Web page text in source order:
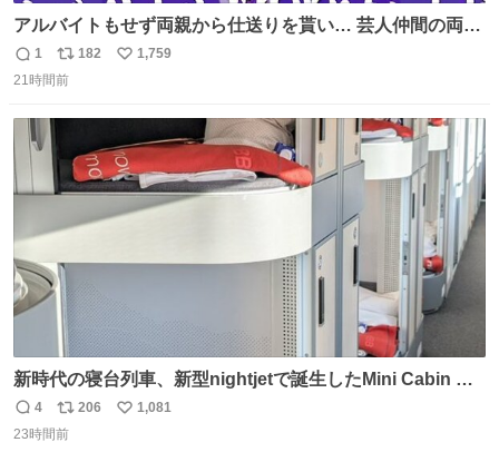
アルバイトもせず両親から仕送りを貰い… 芸人仲間の両親
のスネまでかじる!? ドンデコルテ銀次⚡️ 無料見逃し配信は
こちらから ▶︎abema.go.link/gBLVb ◤しくじり先生
@akmllube0617
返
信
1
リ
ポ
数
182
い
1,759
21時間前
新時代の寝台列車、新型nightjetで誕生したMini Cabin ま
さに走るカプセルホテルといった感じで、一人旅で利用す
るのにはちょうどいい設備。 他の人も言ってましたが、サ
返
信
4
リ
ポ
206
い
1,081
23時間前